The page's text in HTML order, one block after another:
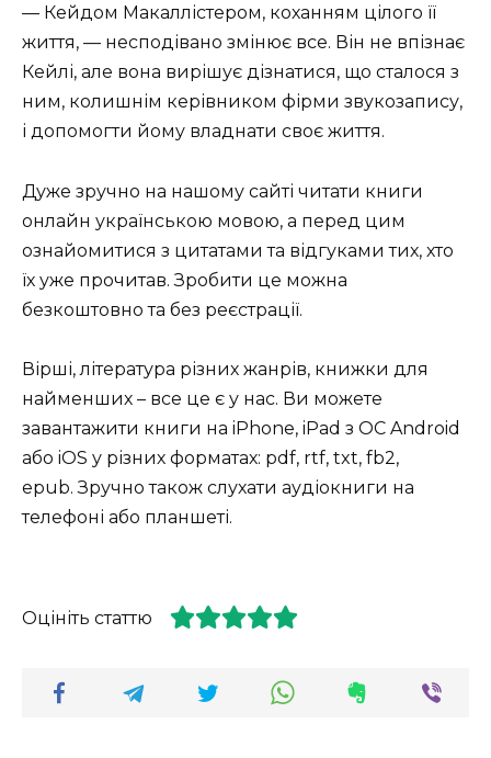
— Кейдом Макаллістером, коханням цілого її
життя, — несподівано змінює все. Він не впізнає
Кейлі, але вона вирішує дізнатися, що сталося з
ним, колишнім керівником фірми звукозапису,
і допомогти йому владнати своє життя.
Дуже зручно на нашому сайті читати книги
онлайн українською мовою, а перед цим
ознайомитися з цитатами та відгуками тих, хто
їх уже прочитав. Зробити це можна
безкоштовно та без реєстрації.
Вірші, література різних жанрів, книжки для
найменших – все це є у нас. Ви можете
завантажити книги на iPhone, iPad з ОС Android
або iOS у різних форматах: pdf, rtf, txt, fb2,
epub. Зручно також слухати аудіокниги на
телефоні або планшеті.
Оцініть статтю